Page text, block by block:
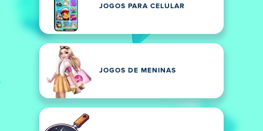
JOGOS PARA CELULAR
JOGOS DE MENINAS